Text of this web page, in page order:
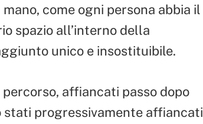
come ogni persona abbia il
spazio all’interno della
unico e insostituibile.
affiancati passo dopo
stati progressivamente affiancati